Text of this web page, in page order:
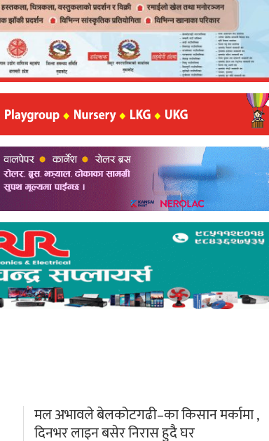
मल अभावले बेलकोटगढी–का किसान मर्कामा ,
दिनभर लाइन बसेर निरास हुदै घर